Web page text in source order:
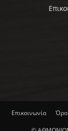
Επικοινωνία